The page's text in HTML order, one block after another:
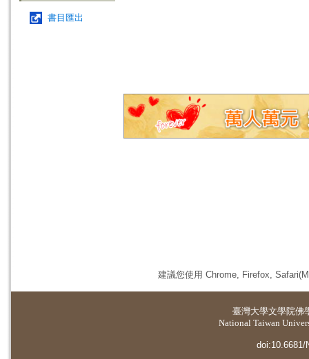
書目匯出
建議您使用 Chrome, Firefox,
臺灣大學文學院佛
National Taiwan
doi:10.6681/